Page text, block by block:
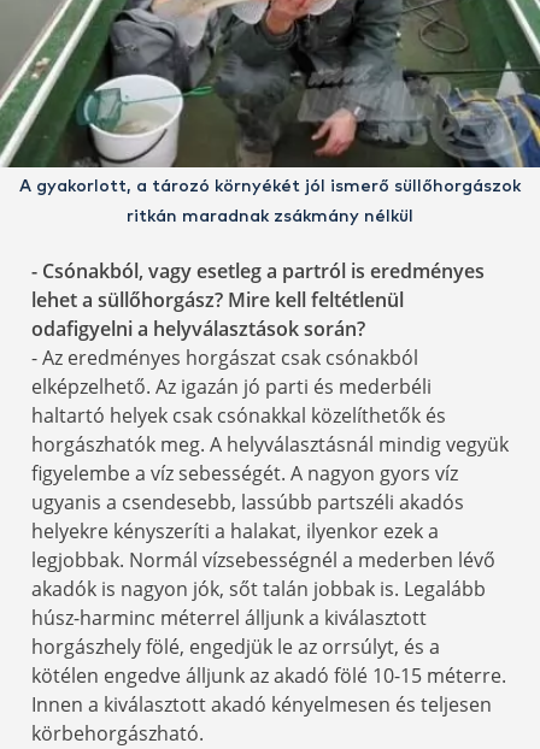
A gyakorlott, a tározó környékét jól ismerő süllőhorgászok
ritkán maradnak zsákmány nélkül
- Csónakból, vagy esetleg a partról is eredményes
lehet a süllőhorgász? Mire kell feltétlenül
odafigyelni a helyválasztások során?
- Az eredményes horgászat csak csónakból
elképzelhető. Az igazán jó parti és mederbéli
haltartó helyek csak csónakkal közelíthetők és
horgászhatók meg. A helyválasztásnál mindig vegyük
figyelembe a víz sebességét. A nagyon gyors víz
ugyanis a csendesebb, lassúbb partszéli akadós
helyekre kényszeríti a halakat, ilyenkor ezek a
legjobbak. Normál vízsebességnél a mederben lévő
akadók is nagyon jók, sőt talán jobbak is. Legalább
húsz-harminc méterrel álljunk a kiválasztott
horgászhely fölé, engedjük le az orrsúlyt, és a
kötélen engedve álljunk az akadó fölé 10-15 méterre.
Innen a kiválasztott akadó kényelmesen és teljesen
körbehorgászható.